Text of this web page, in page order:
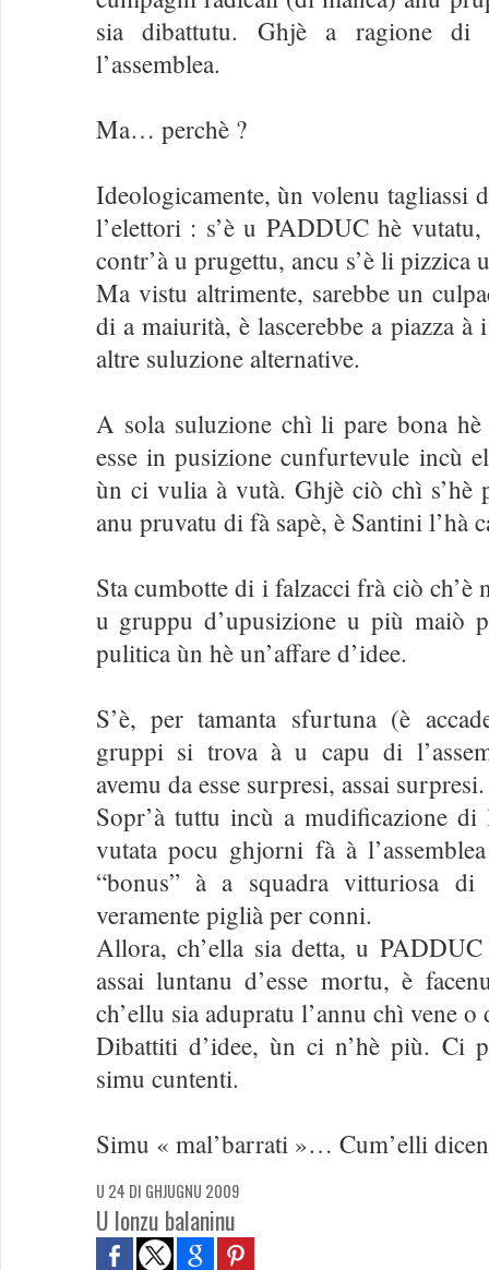
sia dibattutu. Ghjè a ragione di
l’assemblea.
Ma… perchè ?
Ideologicamente, ùn volenu tagliassi
l’elettori : s’è u PADDUC hè
contr’à u prugettu, ancu s’è li pizzica
Ma vistu altrimente, sarebbe un
di a maiurità, è lascerebbe a piazza
altre suluzione alternative.
A sola suluzione chì li pare bona hè
esse in pusizione cunfurtevule incù
ùn ci vulia à vutà. Ghjè ciò chì s’hè
anu pruvatu di fà sapè, è Santini l’hà
Sta cumbotte di i falzacci frà ciò ch’è
u gruppu d’upusizione u più maiò
pulitica ùn hè un’affare d’idee.
S’è, per tamanta sfurtuna (è
gruppi si trova à u capu di
avemu da esse surpresi, assai surpresi.
Sopr’à tuttu incù a mudificazione di
vutata pocu ghjorni fà à
“bonus” à a squadra vitturiosa
veramente piglià per conni.
Allora, ch’ella sia detta, u
assai luntanu d’esse mortu, è
ch’ellu sia adupratu l’annu chì vene o
Dibattiti d’idee, ùn ci n’hè più. Ci
simu cuntenti.
Simu « mal’barrati »… Cum’elli
U 24 DI GHJUGNU 2009
U lonzu balaninu